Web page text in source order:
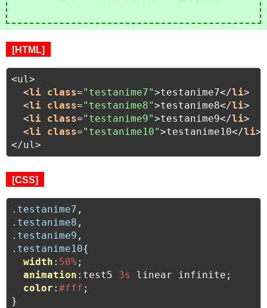
[HTML]
<ul>
  <
li class="testanime7">testanime7</li>
  <
li class="testanime8">testanime8</li>
  <
li class="testanime9">testanime9</li>
  <
li class="testanime10">testanime10</li>
[CSS]
.testanime7
.testanime8
.testanime9
.testanime10{
width : 50%;
animation :test5 3s
linear infinite;
color : #fff ;